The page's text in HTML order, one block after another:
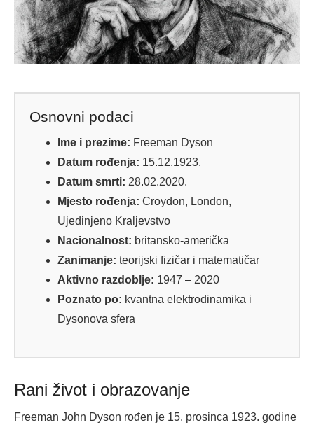
Osnovni podaci
Ime i prezime: Freeman Dyson
Datum rođenja: 15.12.1923.
Datum smrti: 28.02.2020.
Mjesto rođenja: Croydon, London,
Ujedinjeno Kraljevstvo
Nacionalnost: britansko-američka
Zanimanje: teorijski fizičar i matematičar
Aktivno razdoblje: 1947 – 2020
Poznato po: kvantna elektrodinamika i
Dysonova sfera
Rani život i obrazovanje
Freeman John Dyson rođen je 15. prosinca 1923. godine